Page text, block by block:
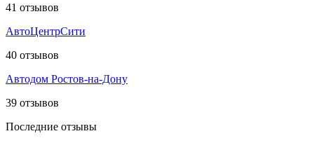
41 отзывов
АвтоЦентрСити
40 отзывов
Автодом Ростов-на-Дону
39 отзывов
Последние отзывы